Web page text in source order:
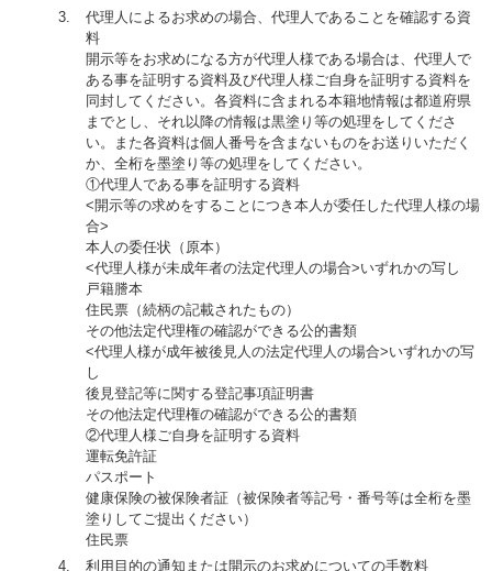
代理人によるお求めの場合、代理人であることを確認する資
料
開示等をお求めになる方が代理人様である場合は、代理人で
ある事を証明する資料及び代理人様ご自身を証明する資料を
同封してください。各資料に含まれる本籍地情報は都道府県
までとし、それ以降の情報は黒塗り等の処理をしてくださ
い。また各資料は個人番号を含まないものをお送りいただく
か、全桁を墨塗り等の処理をしてください。
①代理人である事を証明する資料
<開示等の求めをすることにつき本人が委任した代理人様の場
合>
本人の委任状（原本）
<代理人様が未成年者の法定代理人の場合>いずれかの写し
戸籍謄本
住民票（続柄の記載されたもの）
その他法定代理権の確認ができる公的書類
<代理人様が成年被後見人の法定代理人の場合>いずれかの写
し
後見登記等に関する登記事項証明書
その他法定代理権の確認ができる公的書類
②代理人様ご自身を証明する資料
運転免許証
パスポート
健康保険の被保険者証（被保険者等記号・番号等は全桁を墨
塗りしてご提出ください）
住民票
利用目的の通知または開示のお求めについての手数料